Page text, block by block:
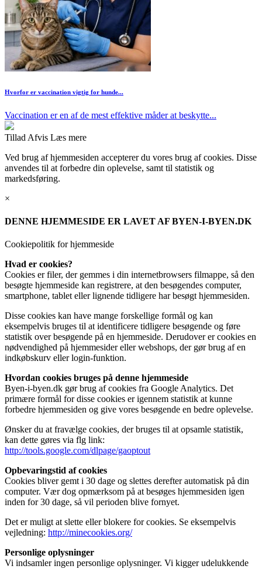
Hvorfor er vaccination vigtig for hunde...
Vaccination er en af de mest effektive måder at beskytte...
Tillad Afvis Læs mere
Ved brug af hjemmesiden accepterer du vores brug af cookies. Disse
anvendes til at forbedre din oplevelse, samt til statistik og
markedsføring.
×
DENNE HJEMMESIDE ER LAVET AF BYEN-I-BYEN.DK
Cookiepolitik for hjemmeside
Hvad er cookies?
Cookies er filer, der gemmes i din internetbrowsers filmappe, så den
besøgte hjemmeside kan registrere, at den besøgendes computer,
smartphone, tablet eller lignende tidligere har besøgt hjemmesiden.
Disse cookies kan have mange forskellige formål og kan
eksempelvis bruges til at identificere tidligere besøgende og føre
statistik over besøgende på en hjemmeside. Derudover er cookies en
nødvendighed på hjemmesider eller webshops, der gør brug af en
indkøbskurv eller login-funktion.
Hvordan cookies bruges på denne hjemmeside
Byen-i-byen.dk gør brug af cookies fra Google Analytics. Det
primære formål for disse cookies er igennem statistik at kunne
forbedre hjemmesiden og give vores besøgende en bedre oplevelse.
Ønsker du at fravælge cookies, der bruges til at opsamle statistik,
kan dette gøres via flg link:
http://tools.google.com/dlpage/gaoptout
Opbevaringstid af cookies
Cookies bliver gemt i 30 dage og slettes derefter automatisk på din
computer. Vær dog opmærksom på at besøges hjemmesiden igen
inden for 30 dage, så vil perioden blive fornyet.
Det er muligt at slette eller blokere for cookies. Se eksempelvis
vejledning: http://minecookies.org/
Personlige oplysninger
Vi indsamler ingen personlige oplysninger. Vi kigger udelukkende